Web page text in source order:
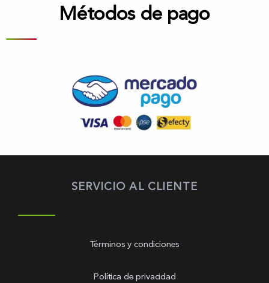
Métodos de pago
SERVICIO AL CLIENTE
Términos y condiciones
Política de privacidad